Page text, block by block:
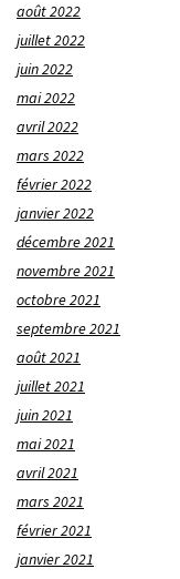
août 2022
juillet 2022
juin 2022
mai 2022
avril 2022
mars 2022
février 2022
janvier 2022
décembre 2021
novembre 2021
octobre 2021
septembre 2021
août 2021
juillet 2021
juin 2021
mai 2021
avril 2021
mars 2021
février 2021
janvier 2021